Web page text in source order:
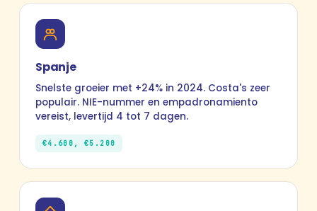
Spanje
Snelste groeier met +24% in 2024. Costa's zeer
populair. NIE-nummer en empadronamiento
vereist, levertijd 4 tot 7 dagen.
€4.600, €5.200